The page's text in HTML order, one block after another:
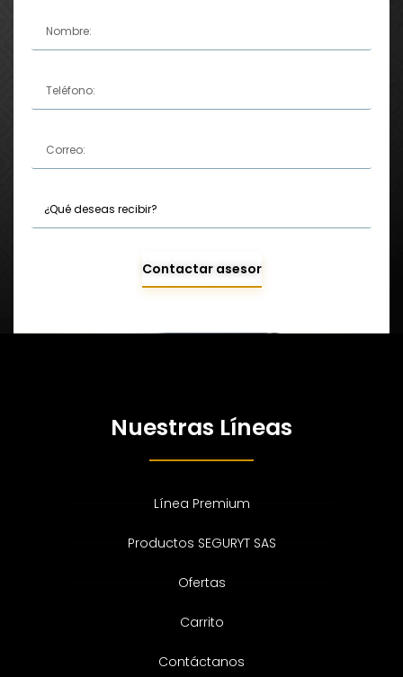
Contactar asesor
Nuestras Líneas
Línea Premium
Productos SEGURYT SAS
Ofertas
Carrito
Contáctanos